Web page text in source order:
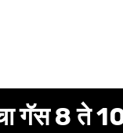
गॅस 8 ते